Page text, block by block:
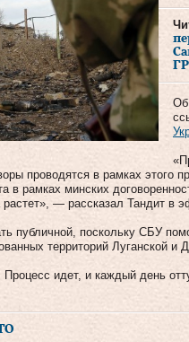
Об
проводятся в рамках этого
в рамках минских
— рассказал Тандит в
публичной, поскольку СБУ
территорий Луганской и
идет, и каждый день